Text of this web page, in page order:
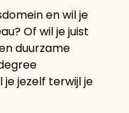
en wil je
Of wil je juist
duurzame
jezelf terwijl je